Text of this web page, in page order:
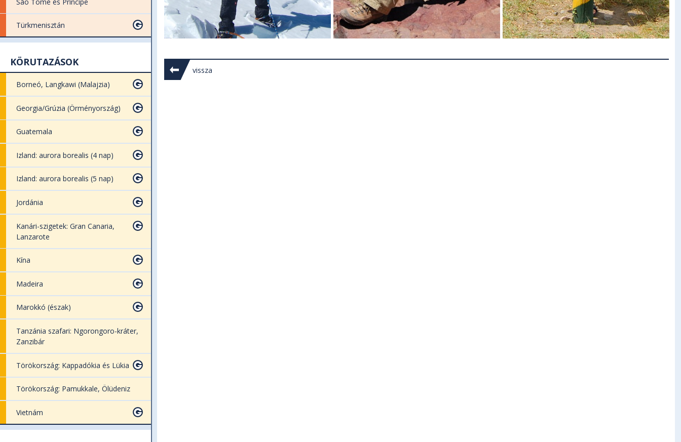
Türkmenisztán
KÖRUTAZÁSOK
Borneó, Langkawi (Malajzia)
Georgia/Grúzia (Örményország)
Guatemala
Izland: aurora borealis (4 nap)
Izland: aurora borealis (5 nap)
Jordánia
Kanári-szigetek: Gran Canaria,
Lanzarote
Kína
Madeira
Marokkó (észak)
Tanzánia szafari: Ngorongoro-kráter,
Zanzibár
Törökország: Kappadókia és Lükia
Törökország: Pamukkale, Ölüdeniz
Vietnám
vissza